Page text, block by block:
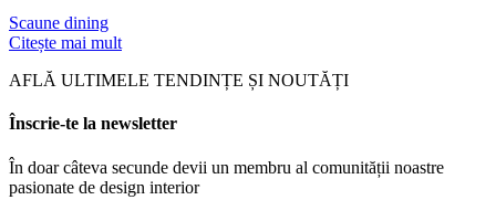
Scaune dining
Citește mai mult
AFLĂ ULTIMELE TENDINȚE ȘI NOUTĂȚI
Înscrie-te la newsletter
În doar câteva secunde devii un membru al comunității noastre
pasionate de design interior